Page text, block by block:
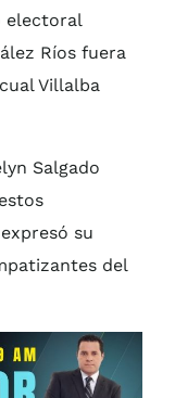
electoral
Ríos fuera
Villalba
Salgado
su
del